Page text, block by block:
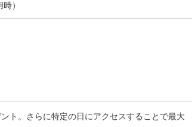
）
ト。さらに特定の日にアクセスすることで最大